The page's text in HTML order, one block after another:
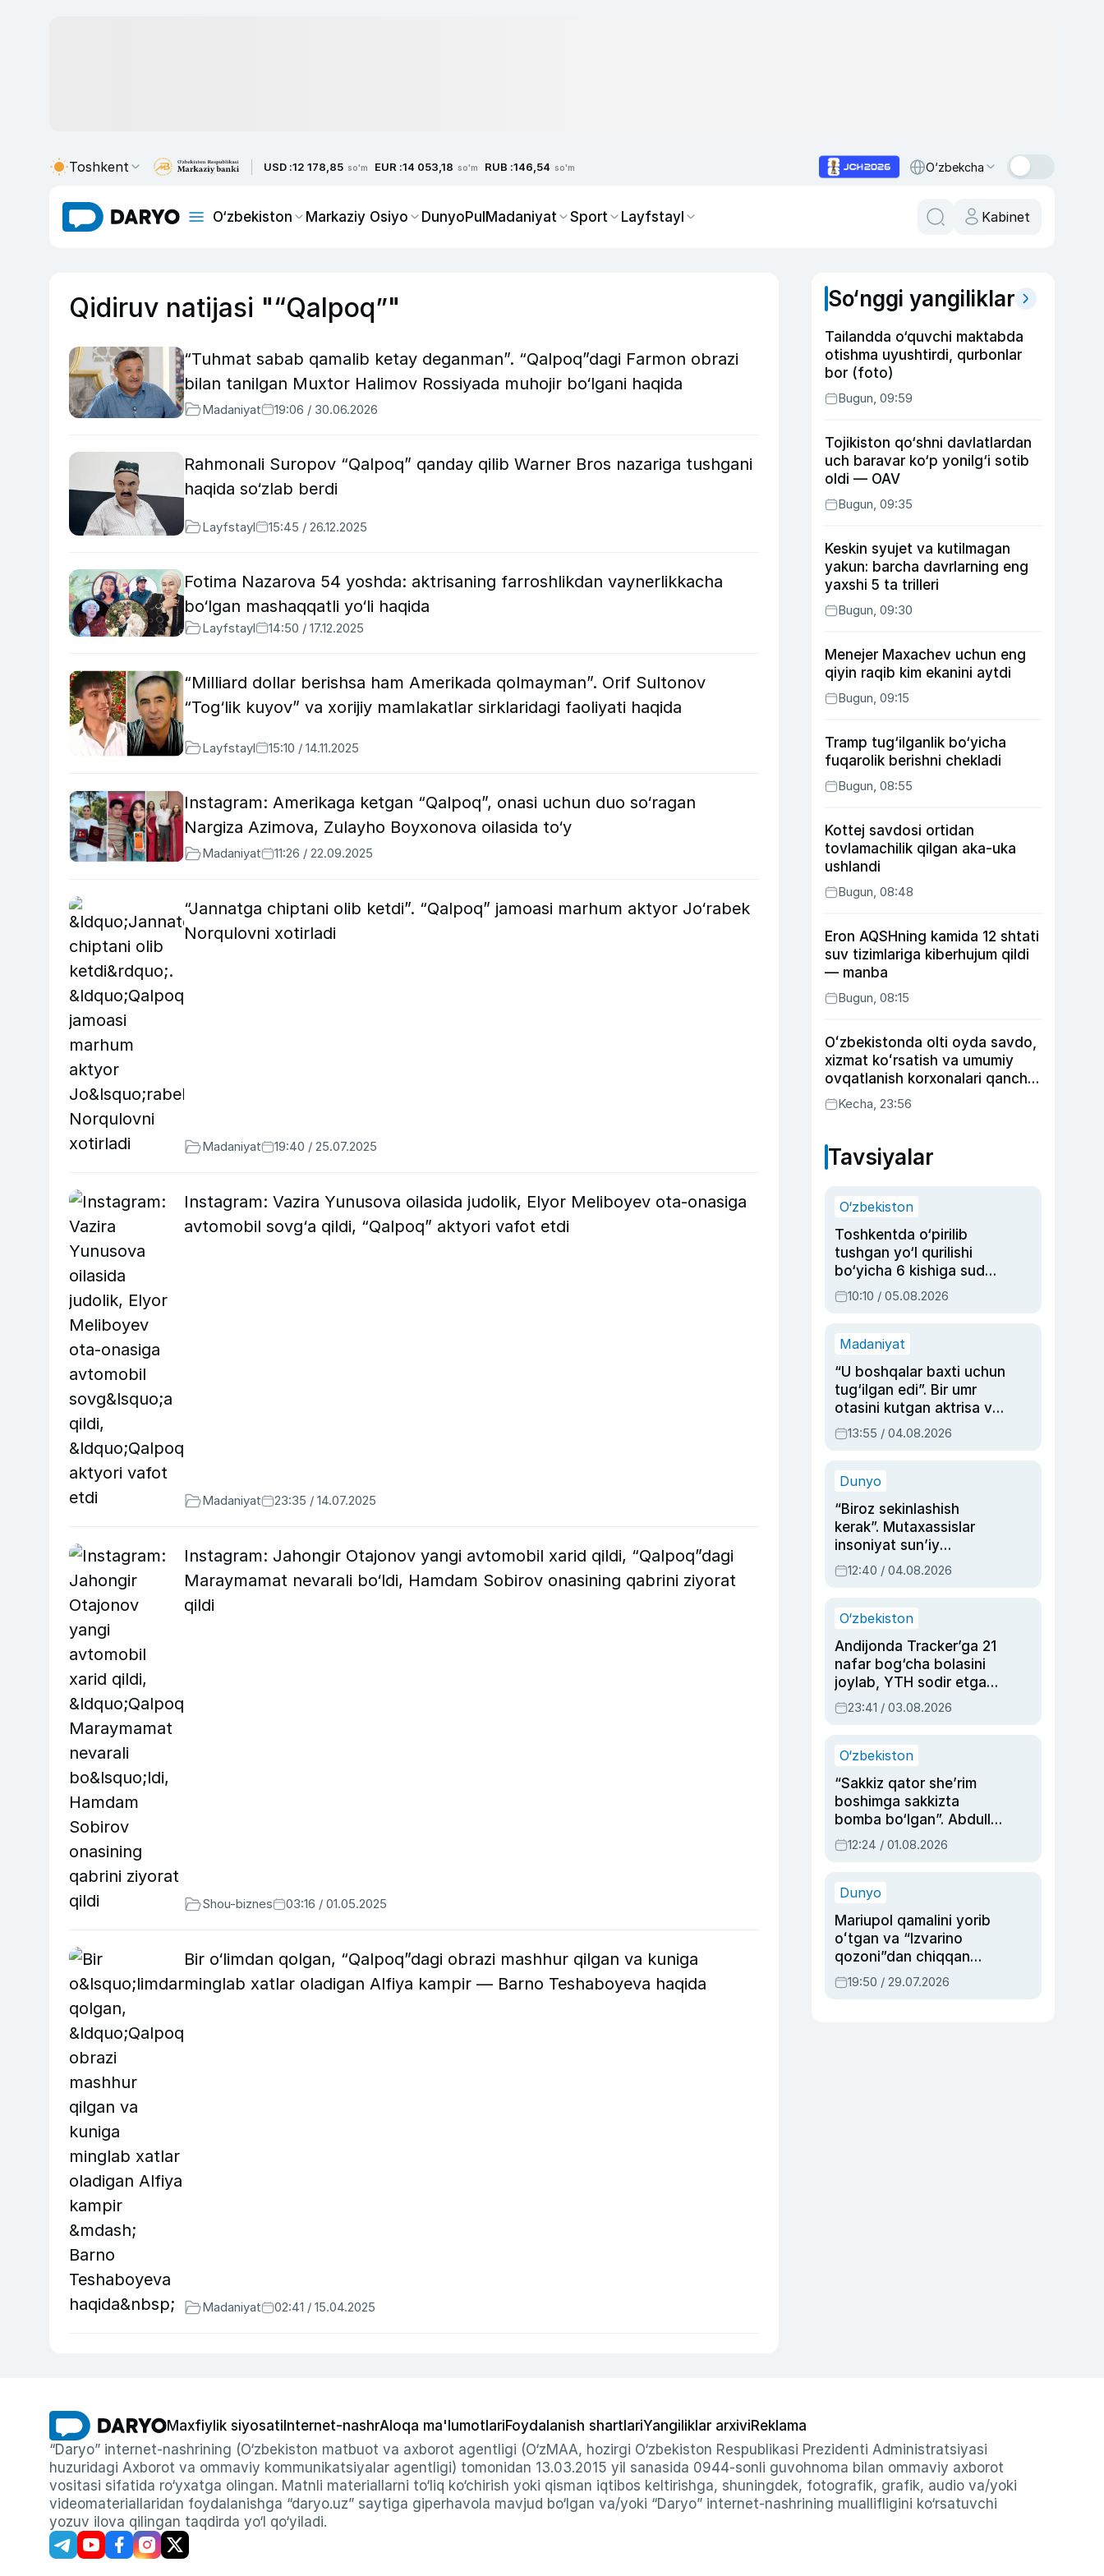
Toshkent USD :12 178,85 so'm EUR :14 053,18 so'm RUB :146,54 so'm O‘zbekcha
O‘zbekiston Markaziy Osiyo DunyoPulMadaniyat Sport Layfstayl Kabinet
Qidiruv natijasi "“Qalpoq”"
“Tuhmat sabab qamalib ketay deganman”. “Qalpoq”dagi Farmon obrazi
bilan tanilgan Muxtor Halimov Rossiyada muhojir bo‘lgani haqida
Madaniyat 19:06 / 30.06.2026
Rahmonali Suropov “Qalpoq” qanday qilib Warner Bros nazariga tushgani
haqida so‘zlab berdi
Layfstayl 15:45 / 26.12.2025
Fotima Nazarova 54 yoshda: aktrisaning farroshlikdan vaynerlikkacha
bo‘lgan mashaqqatli yo‘li haqida
Layfstayl 14:50 / 17.12.2025
“Milliard dollar berishsa ham Amerikada qolmayman”. Orif Sultonov
“Tog‘lik kuyov” va xorijiy mamlakatlar sirklaridagi faoliyati haqida
Layfstayl 15:10 / 14.11.2025
Instagram: Amerikaga ketgan “Qalpoq”, onasi uchun duo so‘ragan
Nargiza Azimova, Zulayho Boyxonova oilasida to‘y
Madaniyat 11:26 / 22.09.2025
“Jannatga chiptani olib ketdi”. “Qalpoq” jamoasi marhum aktyor Jo‘rabek
Norqulovni xotirladi
Madaniyat 19:40 / 25.07.2025
Instagram: Vazira Yunusova oilasida judolik, Elyor Meliboyev ota-onasiga
avtomobil sovg‘a qildi, “Qalpoq” aktyori vafot etdi
Madaniyat 23:35 / 14.07.2025
Instagram: Jahongir Otajonov yangi avtomobil xarid qildi, “Qalpoq”dagi
Maraymamat nevarali bo‘ldi, Hamdam Sobirov onasining qabrini ziyorat
qildi
Shou-biznes 03:16 / 01.05.2025
Bir o‘limdan qolgan, “Qalpoq”dagi obrazi mashhur qilgan va kuniga
minglab xatlar oladigan Alfiya kampir — Barno Teshaboyeva haqida
Madaniyat 02:41 / 15.04.2025
So‘nggi yangiliklar
Tailandda o‘quvchi maktabda
otishma uyushtirdi, qurbonlar
bor (foto)
Bugun, 09:59
Tojikiston qo‘shni davlatlardan
uch baravar ko‘p yonilg‘i sotib
oldi — OAV
Bugun, 09:35
Keskin syujet va kutilmagan
yakun: barcha davrlarning eng
yaxshi 5 ta trilleri
Bugun, 09:30
Menejer Maxachev uchun eng
qiyin raqib kim ekanini aytdi
Bugun, 09:15
Tramp tug‘ilganlik bo‘yicha
fuqarolik berishni chekladi
Bugun, 08:55
Kottej savdosi ortidan
tovlamachilik qilgan aka-uka
ushlandi
Bugun, 08:48
Eron AQSHning kamida 12 shtati
suv tizimlariga kiberhujum qildi
— manba
Bugun, 08:15
Oʻzbekistonda olti oyda savdo,
xizmat koʻrsatish va umumiy
ovqatlanish korxonalari qancha
soliq toʻlagani ochiqlandi
Kecha, 23:56
Tavsiyalar
O‘zbekiston
Toshkentda o‘pirilib
tushgan yo‘l qurilishi
bo‘yicha 6 kishiga sud
hukmi o‘qildi
10:10 / 05.08.2026
Madaniyat
“U boshqalar baxti uchun
tug‘ilgan edi”. Bir umr
otasini kutgan aktrisa va
dublyaj ustasi Rimma
Ahmedovaning
13:55 / 04.08.2026
Dunyo
“Biroz sekinlashish
kerak”. Mutaxassislar
insoniyat sun’iy
intellektni boshqara
olmay qolishidan xavotir
12:40 / 04.08.2026
O‘zbekiston
Andijonda Tracker’ga 21
nafar bog‘cha bolasini
joylab, YTH sodir etgan
ayolga sud hukmi o‘qildi
23:41 / 03.08.2026
O‘zbekiston
“Sakkiz qator she’rim
boshimga sakkizta
bomba bo‘lgan”. Abdulla
Oripovni siyosiy
ayblovlardan asrab
12:24 / 01.08.2026
Dunyo
Mariupol qamalini yorib
oʻtgan va “Izvarino
qozoni”dan chiqqan
qahramon — Ukraina
armiyasi bosh
19:50 / 29.07.2026
Maxfiylik siyosatiInternet-nashrAloqa ma'lumotlariFoydalanish shartlariYangiliklar arxiviReklama
“Daryo” internet-nashrining (O‘zbekiston matbuot va axborot agentligi (O‘zMAA, hozirgi O‘zbekiston Respublikasi Prezidenti Administratsiyasi
huzuridagi Axborot va ommaviy kommunikatsiyalar agentligi) tomonidan 13.03.2015 yil sanasida 0944-sonli guvohnoma bilan ommaviy axborot
vositasi sifatida ro‘yxatga olingan. Matnli materiallarni to‘liq ko‘chirish yoki qisman iqtibos keltirishga, shuningdek, fotografik, grafik, audio va/yoki
videomateriallaridan foydalanishga “daryo.uz” saytiga giperhavola mavjud bo‘lgan va/yoki “Daryo” internet-nashrining muallifligini ko‘rsatuvchi
yozuv ilova qilingan taqdirda yo‘l qo‘yiladi.